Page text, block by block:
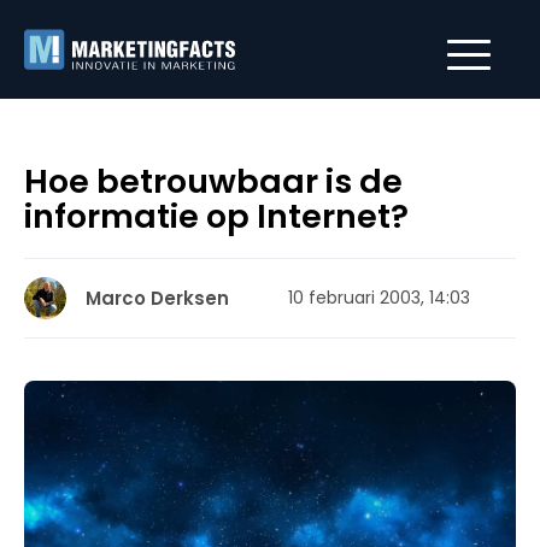
Hoe betrouwbaar is de
informatie op Internet?
Marco Derksen 10 februari 2003, 14:03